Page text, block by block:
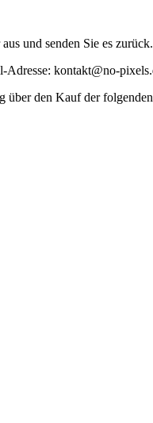
und senden Sie es
kontakt@no-
über den Kauf der